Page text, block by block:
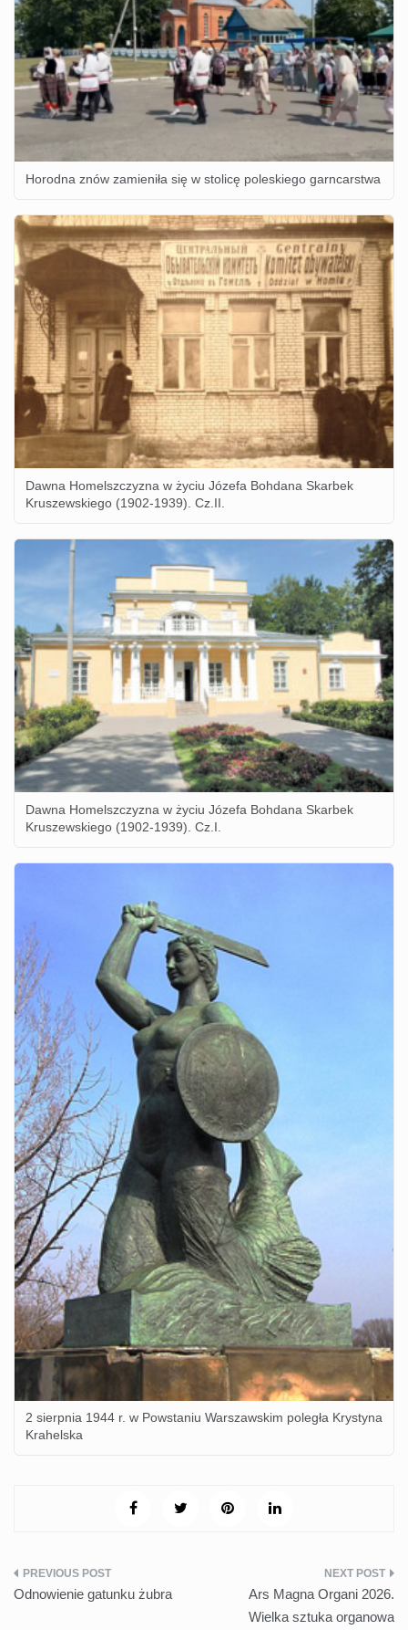
Horodna znów zamieniła się w stolicę poleskiego garncarstwa
Dawna Homelszczyzna w życiu Józefa Bohdana Skarbek
Kruszewskiego (1902-1939). Cz.II.
Dawna Homelszczyzna w życiu Józefa Bohdana Skarbek
Kruszewskiego (1902-1939). Cz.I.
2 sierpnia 1944 r. w Powstaniu Warszawskim poległa Krystyna
Krahelska
Nawigacja
Odnowienie gatunku żubra
Ars Magna Organi 2026.
Wielka sztuka organowa